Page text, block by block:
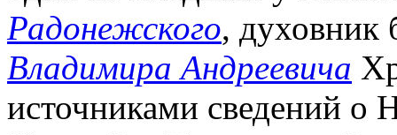
Радонежского, духовник
Владимира Андреевича
источниками сведений о